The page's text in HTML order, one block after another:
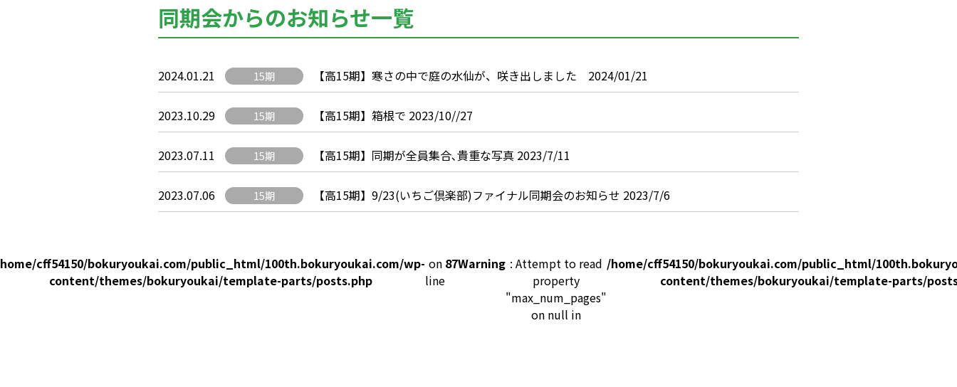
同期会からのお知らせ一覧
2024.01.21 15期 【高15期】寒さの中で庭の水仙が、咲き出しました 2024/01/21
2023.10.29 15期 【高15期】箱根で 2023/10//27
2023.07.11 15期 【高15期】同期が全員集合､貴重な写真 2023/7/11
2023.07.06 15期 【高15期】9/23(いちご倶楽部)ファイナル同期会のお知らせ 2023/7/6
cff54150/bokuryoukai.com/public_html/100th.bokuryoukai.com/wp-
content/themes/bokuryoukai/template-parts/posts.php
on
line
87Warning : Attempt to read
property
"max_num_pages"
on null in
/home/cff54150/bokuryoukai.com/public_html/
content/themes/bokuryoukai/template-parts/